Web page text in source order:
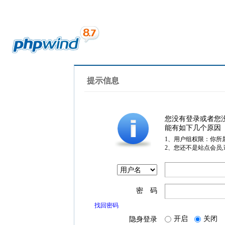
提示信息
您没有登录或者您
能有如下几个原因
1、用户组权限：你所
2、您还不是站点会员
密 码
找回密码
隐身登录 开启 关闭